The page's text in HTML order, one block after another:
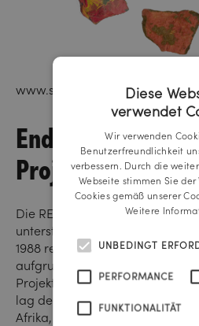
www.stonesforlife.com
Endecken Sie
Projekte
Die REICHLUNDPARTNER
unterstützt schon seit ihrer
1988 regelmäßig Charity
aufgrund der Berichte aus
Projekt STONES FOR LIFE
lag der Fokus zwar auf
Afrika, von der „Hilfe zur
Diese
verwendet
Wir verwenden
Benutzerfreundlichkeit
verbessern. Durch die
Webseite stimmen Sie der
Cookies gemäß unserer
Weitere
UNBEDINGT
PERFORMANCE
FUNKTIONALITÄT